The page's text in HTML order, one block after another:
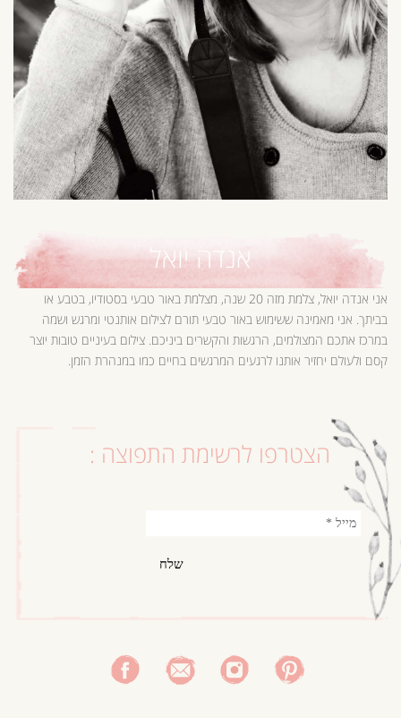
אנדה יואל
אני אנדה יואל, צלמת מזה 20 שנה, מצלמת באור טבעי בסטודיו, בטבע או
בביתך. אני מאמינה ששימוש באור טבעי תורם לצילום אותנטי ומרגש ושמה
במרכז אתכם המצולמים, הרגשות והקשרים ביניכם. צילום בעיניים טובות יוצר
קסם ולעולם יחזיר אותנו לרגעים המרגשים בחיים כמו במנהרת הזמן.
הצטרפו לרשימת התפוצה :